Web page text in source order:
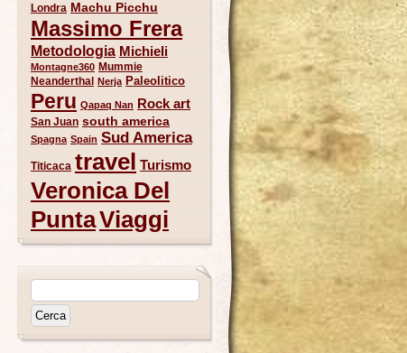
Londra Machu Picchu
Massimo Frera
Metodologia Michieli
Montagne360 Mummie
Neanderthal Nerja Paleolitico
Peru Qapaq Nan Rock art
San Juan south america
Spagna Spain Sud America
Titicaca travel Turismo
Veronica Del
PuntaViaggi